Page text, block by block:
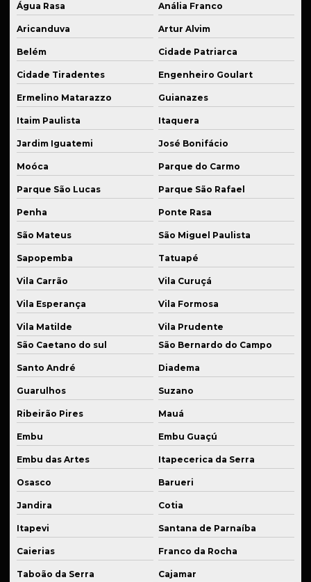
Recuperação de peças de reposição
Reparo de máquinas industriais
Roletes de carga
Roletes industriais sob medida
Rolos de tração
Serviço de solda
Serviços de soldagem para indústria
Serviços de usinagem
Sistema de suspensão automotiva
Sistema de suspensão automotiva especial
Sistema de suspensão veicular
Solda de alta precisão industrial
Solda de alumínio
Solda de alumínio industrial
Solda de bronze
Solda para estruturas metálicas
Solda de ferro fundido
Solda industrial em são paulo
Solda para manutenção de máquinas
Água Rasa
Anália Franco
Aricanduva Artur Alvim
Belém Cidade Patriarca
Cidade Tiradentes Engenheiro Goulart
Ermelino Matarazzo Guianazes
Itaim Paulista Itaquera
Jardim Iguatemi José Bonifácio
Moóca Parque do Carmo
Parque São Lucas Parque São Rafael
Penha Ponte Rasa
São Mateus São Miguel Paulista
Sapopemba Tatuapé
Vila Carrão Vila Curuçá
Vila Esperança Vila Formosa
Vila Matilde
Vila Prudente
São Caetano do sul
São Bernardo do Campo
Santo André Diadema
Guarulhos Suzano
Ribeirão Pires Mauá
Embu Embu Guaçú
Embu das Artes Itapecerica da Serra
Osasco Barueri
Jandira Cotia
Itapevi Santana de Parnaíba
Caierias Franco da Rocha
Taboão da Serra Cajamar